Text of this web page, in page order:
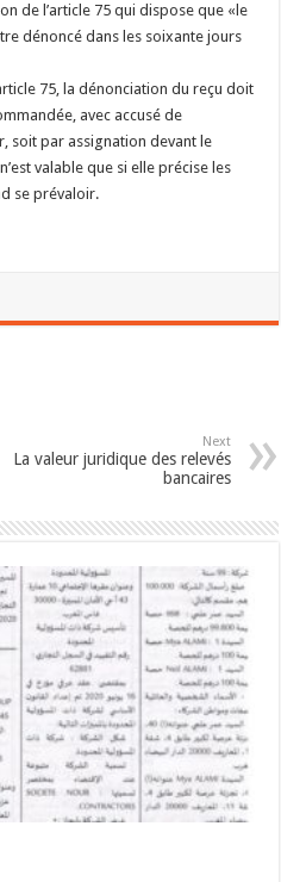
de l’article 75 qui dispose que «le
dénoncé dans les soixante jours
75, la dénonciation du reçu doit
avec accusé de
soit par assignation devant le
valable que si elle précise les
se prévaloir.
Next
La valeur juridique des relevés
bancaires